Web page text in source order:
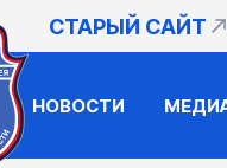
СТАРЫЙ САЙТ
НОВОСТИ